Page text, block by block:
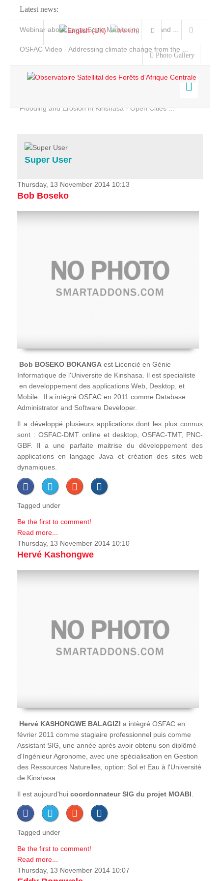
Latest news:
Webinar about Large Scale Monitoring and Land ...
OSFAC Video - Addressing climate change from the ...
Flooding and Erosion in Kinshasa - Open Cities ...
Photo Gallery
Home
Services
Projects
News & Stories
Super User
Thursday, 13 November 2014 10:13
Bob Boseko
Bob BOSEKO BOKANGA est Licencié en Génie
Informatique de l'Universite de Kinshasa. Il est specialiste
en developpement des applications Web, Desktop, et
Mobile. Il a intégré OSFAC en 2011 comme Database
Administrator and Software Developer.
Il a développé plusieurs applications dont les plus connus
sont : OSFAC-DMT online et desktop, OSFAC-TMT, PNC-
GBF. Il a une parfaite maitrise du développement des
applications en langage Java et création des sites web
dynamiques.
Tagged under
Be the first to comment!
Read more...
Thursday, 13 November 2014 10:10
Hervé Kashongwe
Hervé KASHONGWE BALAGIZI a intègré OSFAC en
février 2011 comme stagiaire professionnel puis comme
Assistant SIG, une année après avoir obtenu son diplômé
d'Ingénieur Agronome, avec une spécialisation en Gestion
des Ressources Naturelles, option: Sol et Eau à l'Université
de Kinshasa.
Il est aujourd'hui coordonnateur SIG du projet MOABI
Tagged under
Be the first to comment!
Read more...
Thursday, 13 November 2014 10:07